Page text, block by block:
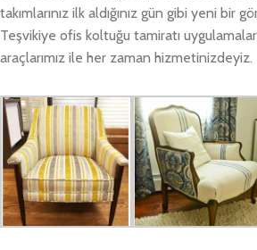
takımlarınız ilk aldığınız gün gibi yeni bir
Teşvikiye ofis koltuğu tamiratı
araçlarımız ile her zaman hizmetinizdeyiz.